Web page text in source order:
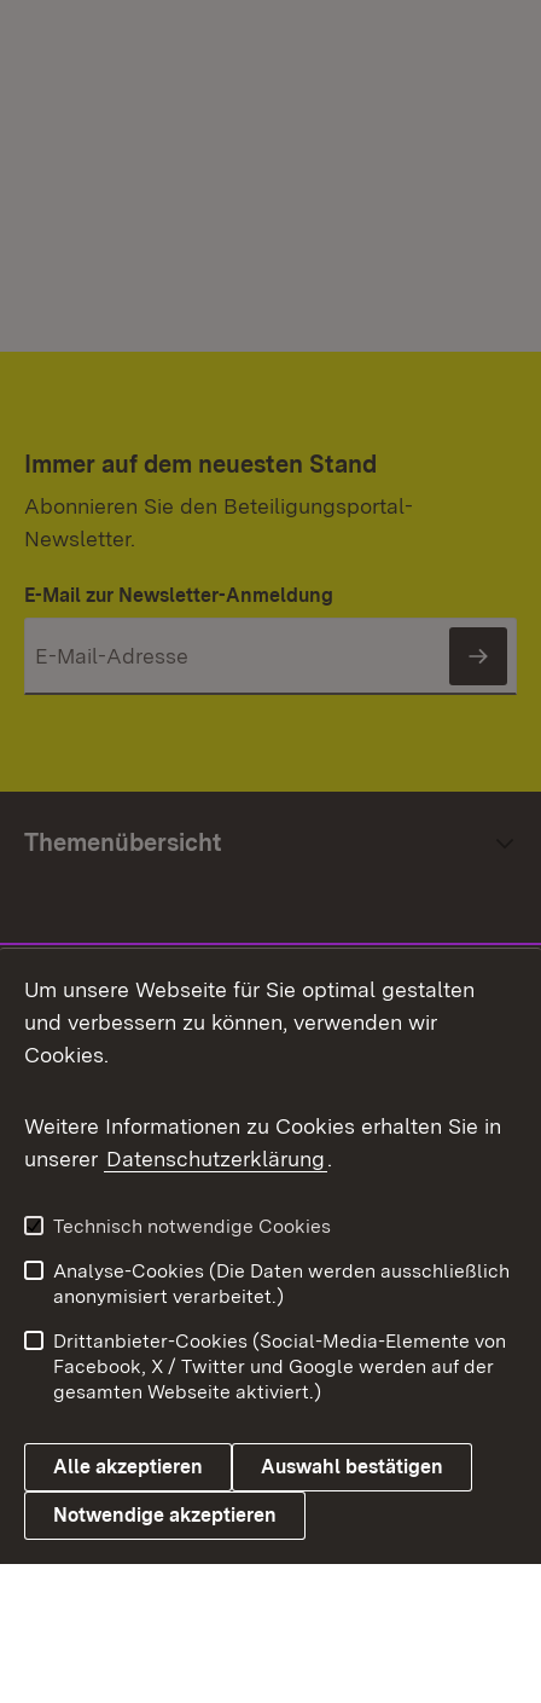
Immer auf dem neuesten Stand
Abonnieren Sie den Beteiligungsportal-
Newsletter.
E-Mail zur Newsletter-Anmeldung
Themenübersicht
Facebook
X / Twitter
Youtube
Link zum Landesportal
Impressum
Kontakt
Barrierefreiheit
Datenschutz
Cookies
Um unsere Webseite für Sie optimal gestalten
und verbessern zu können, verwenden wir
Cookies.
Weitere Informationen zu Cookies erhalten Sie in
unserer Datenschutzerklärung.
Technisch notwendige Cookies
Analyse-Cookies (Die Daten werden ausschließlich
anonymisiert verarbeitet.)
Drittanbieter-Cookies (Social-Media-Elemente von
Facebook, X / Twitter und Google werden auf der
gesamten Webseite aktiviert.)
Alle akzeptieren Auswahl bestätigen
Notwendige akzeptieren